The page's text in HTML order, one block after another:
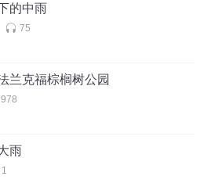
的中雨
75
兰克福棕榈树公园
978
雨
1